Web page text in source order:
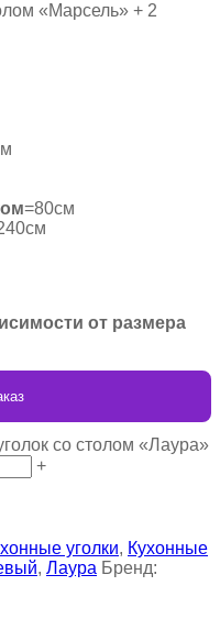
«Марсель» + 2
=80см
от размера
со столом «Лаура»
+
уголки, Кухонные
, Лаура Бренд: